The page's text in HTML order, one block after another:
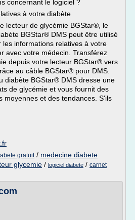
concernant le logiciel ?
à votre diabète
lecteur de glycémie BGStar®, le
BGStar® DMS peut être utilisé
informations relatives à votre
avec votre médecin. Transférez
depuis votre lecteur BGStar® vers
au câble BGStar® pour DMS.
diabète BGStar® DMS dresse une
de glycémie et vous fournit des
moyennes et des tendances. S'ils
gratuit/ medecine diabete
glycemie / logiciel diabete / carnet